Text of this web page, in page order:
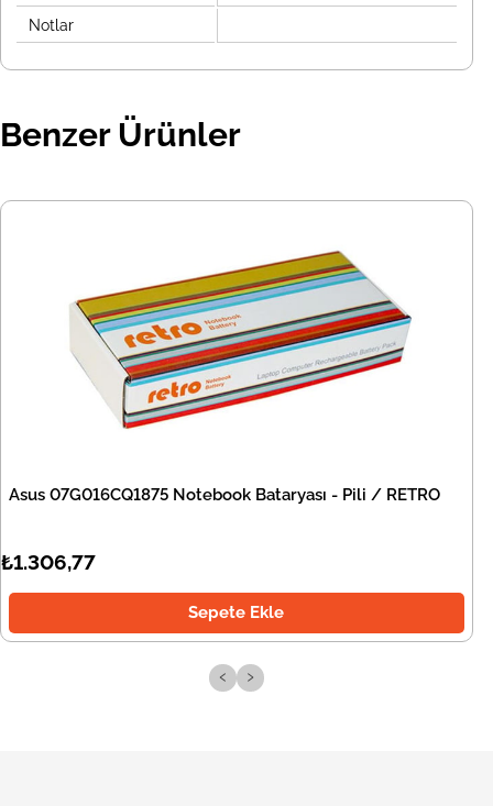
Notlar
Benzer Ürünler
Asus 07G016CQ1875 Notebook Bataryası - Pili / RETRO
₺1.306,77
Sepete Ekle
‹ ›